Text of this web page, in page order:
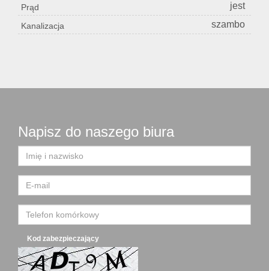
Prąd jest
Kanalizacja szambo
Napisz do naszego biura
Kod zabezpieczający